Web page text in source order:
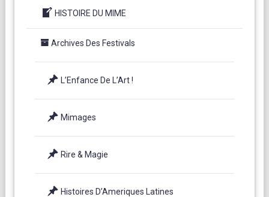
HISTOIRE DU MIME
Archives Des Festivals
L’Enfance De L’Art !
Mimages
Rire & Magie
Histoires D’Ameriques Latines